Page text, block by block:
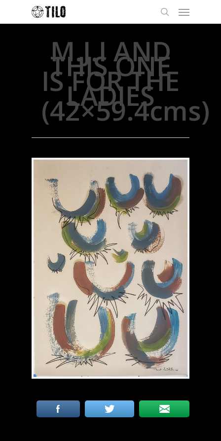
M.J.I AND
THIS ONE
IS FOR THE
LADIES
(42×59.4cms)